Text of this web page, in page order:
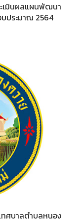
เมินผลแผนพัฒนา
บประมาณ 2564
ทศบาลตำบลหนอง